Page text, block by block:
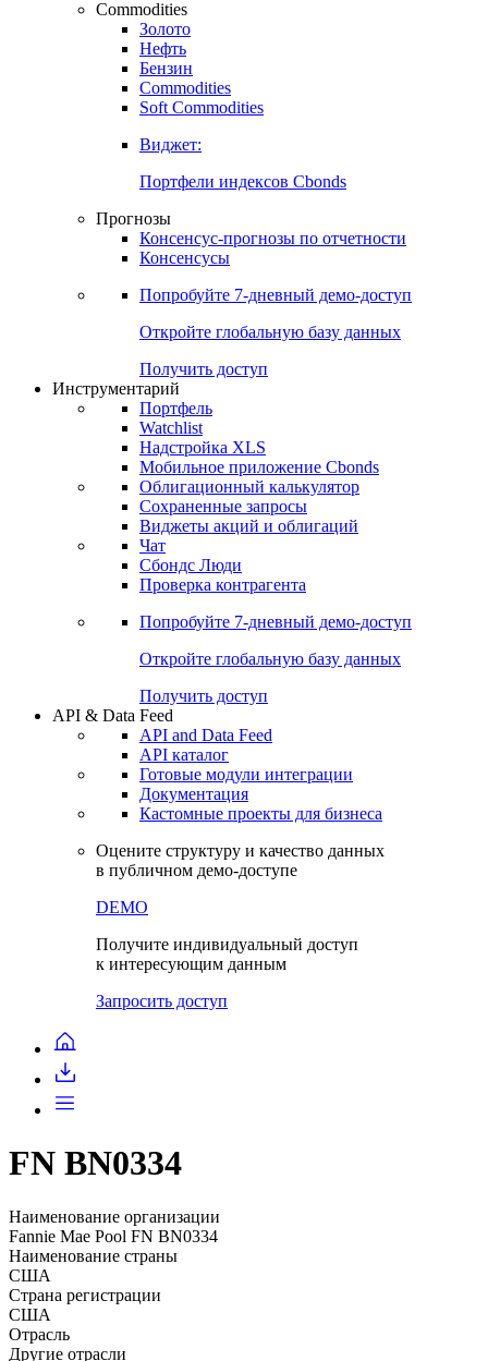
Commodities
Золото
Нефть
Бензин
Commodities
Soft Commodities
Виджет:
Портфели индексов Cbonds
Прогнозы
Консенсус-прогнозы по отчетности
Консенсусы
Попробуйте 7-дневный демо-доступ
Откройте глобальную базу данных
Получить доступ
Инструментарий
Портфель
Watchlist
Надстройка XLS
Мобильное приложение Cbonds
Облигационный калькулятор
Сохраненные запросы
Виджеты акций и облигаций
Чат
Сбондс Люди
Проверка контрагента
Попробуйте 7-дневный демо-доступ
Откройте глобальную базу данных
Получить доступ
API & Data Feed
API and Data Feed
API каталог
Готовые модули интеграции
Документация
Кастомные проекты для бизнеса
Оцените структуру и качество данных
в публичном демо-доступе
DEMO
Получите индивидуальный доступ
к интересующим данным
Запросить доступ
FN BN0334
Наименование организации
Fannie Mae Pool FN BN0334
Наименование страны
США
Страна регистрации
США
Отрасль
Другие отрасли